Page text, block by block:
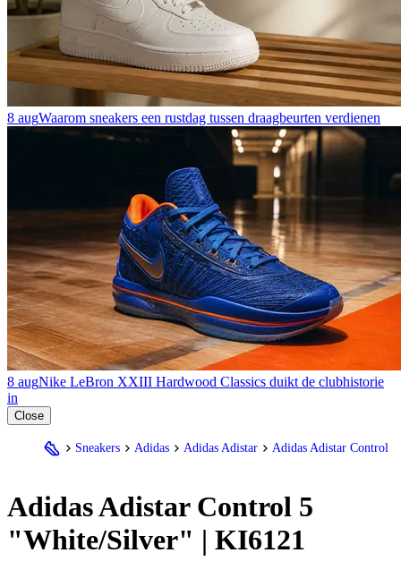
8 augWaarom sneakers een rustdag tussen draagbeurten verdienen
8 augNike LeBron XXIII Hardwood Classics duikt de clubhistorie
in
Close
Sneakers Adidas Adidas Adistar Adidas Adistar Control
AdidasAdistar Control 5
"White/Silver" | KI6121